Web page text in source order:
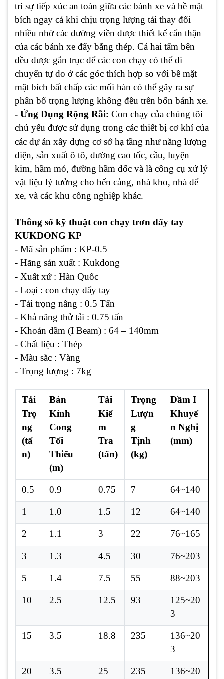
trì sự tiếp xúc an toàn giữa các bánh xe và bề mặt
bích ngay cả khi chịu trọng lượng tải thay đổi
nhiều nhờ các đường viền được thiết kế cẩn thận
của các bánh xe đẩy bằng thép. Cả hai tấm bên
đều được gắn trục để các con chạy có thể di
chuyển tự do ở các góc thích hợp so với bề mặt
mặt bích bất chấp các mối hàn có thể gây ra sự
phân bổ trọng lượng không đều trên bốn bánh xe.
- Ứng Dụng Rộng Rãi: Con chạy của chúng tôi
chủ yếu được sử dụng trong các thiết bị cơ khí của
các dự án xây dựng cơ sở hạ tầng như năng lượng
điện, sản xuất ô tô, đường cao tốc, cầu, luyện
kim, hầm mỏ, đường hầm dốc và là công cụ xử lý
vật liệu lý tưởng cho bến cảng, nhà kho, nhà để
xe, và các khu công nghiệp khác.
Thông số kỹ thuật con chạy trơn đẩy tay
KUKDONG KP
- Mã sản phẩm : KP-0.5
- Hãng sản xuất : Kukdong
- Xuất xứ : Hàn Quốc
- Loại : con chạy đẩy tay
- Tải trọng nâng : 0.5 Tấn
- Khả năng thử tải : 0.75 tấn
- Khoản dầm (I Beam) : 64 – 140mm
- Chất liệu : Thép
- Màu sắc : Vàng
- Trọng lượng : 7kg
Tải
Trọ
ng
(tấ
n)
Bán
Kính
Cong
Tối
Thiểu
(m)
Tải
Kiể
m
Tra
(tấn)
Trọng
Lượn
g
Tịnh
(kg)
Dầm I
Khuyế
n Nghị
(mm)
0.5 0.9 0.75 7 64~140
1 1.0 1.5 12 64~140
2 1.1 3 22 76~165
3 1.3 4.5 30 76~203
5 1.4 7.5 55 88~203
10 2.5 12.5 93
125~20
3
15 3.5 18.8 235
136~20
3
20 3.5 25 235
136~20